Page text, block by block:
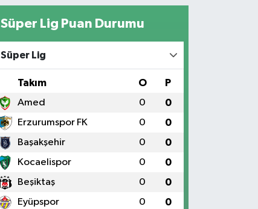
Süper Lig Puan Durumu
Süper Lig
Takım O P
Amed 0 0
Erzurumspor FK 0 0
Başakşehir 0 0
Kocaelispor 0 0
Beşiktaş 0 0
Eyüpspor 0 0